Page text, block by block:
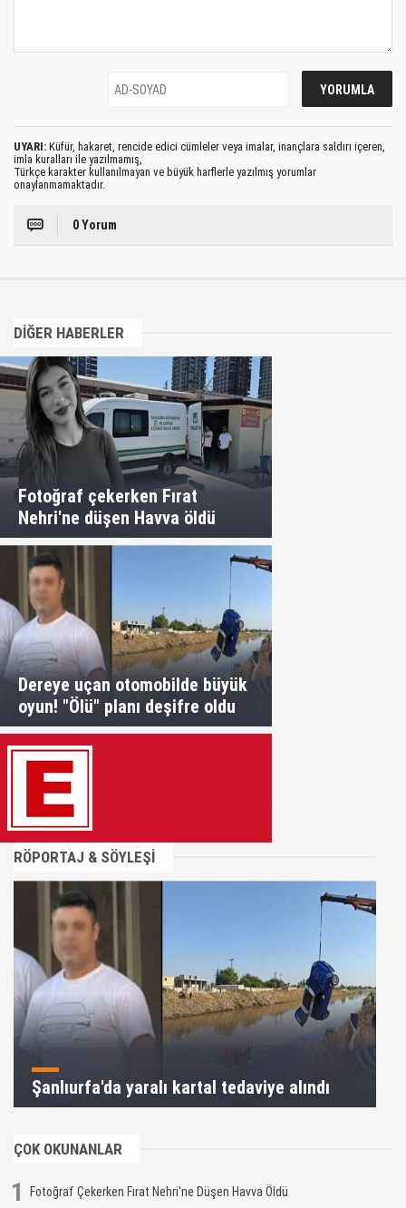
UYARI: Küfür, hakaret, rencide edici cümleler veya imalar, inançlara saldırı içeren,
imla kuralları ile yazılmamış,
Türkçe karakter kullanılmayan ve büyük harflerle yazılmış yorumlar
onaylanmamaktadır.
0 Yorum
DİĞER HABERLER
Fotoğraf çekerken Fırat
Nehri'ne düşen Havva öldü
Dereye uçan otomobilde büyük
oyun! "Ölü" planı deşifre oldu
RÖPORTAJ & SÖYLEŞİ
Şanlıurfa'da yaralı kartal tedaviye alındı
ÇOK OKUNANLAR
1 Fotoğraf Çekerken Fırat Nehri'ne Düşen Havva Öldü